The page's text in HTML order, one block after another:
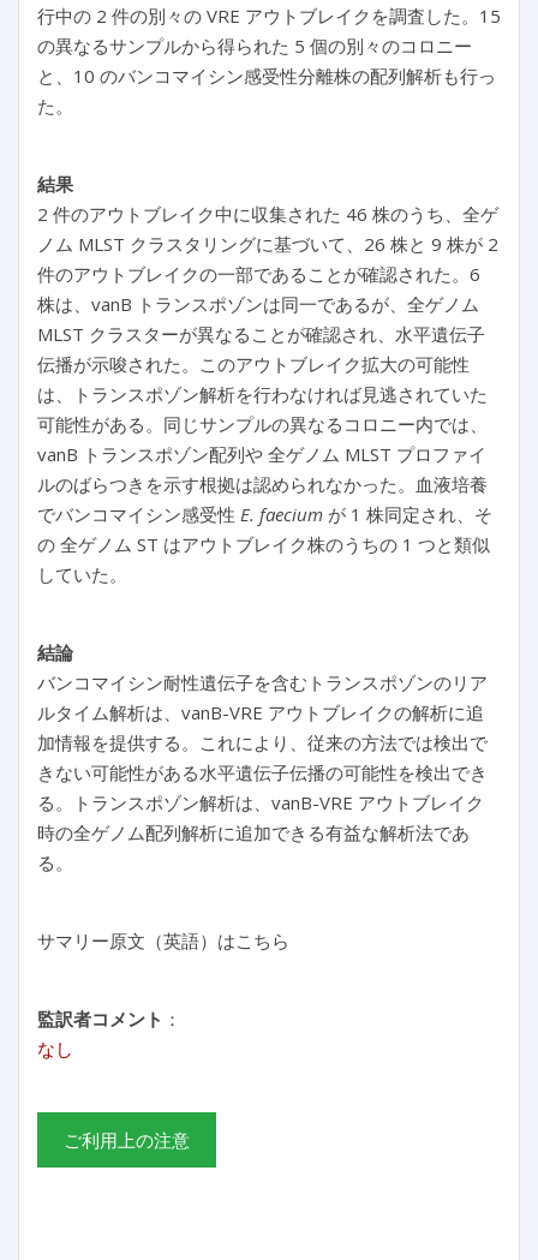
行中の 2 件の別々の VRE アウトブレイクを調査した。15
の異なるサンプルから得られた 5 個の別々のコロニー
と、10 のバンコマイシン感受性分離株の配列解析も行っ
た。
結果
2 件のアウトブレイク中に収集された 46 株のうち、全ゲ
ノム MLST クラスタリングに基づいて、26 株と 9 株が 2
件のアウトブレイクの一部であることが確認された。6
株は、vanB トランスポゾンは同一であるが、全ゲノム
MLST クラスターが異なることが確認され、水平遺伝子
伝播が示唆された。このアウトブレイク拡大の可能性
は、トランスポゾン解析を行わなければ見逃されていた
可能性がある。同じサンプルの異なるコロニー内では、
vanB トランスポゾン配列や 全ゲノム MLST プロファイ
ルのばらつきを示す根拠は認められなかった。血液培養
でバンコマイシン感受性 E. faecium が 1 株同定され、そ
の 全ゲノム ST はアウトブレイク株のうちの 1 つと類似
していた。
結論
バンコマイシン耐性遺伝子を含むトランスポゾンのリア
ルタイム解析は、vanB-VRE アウトブレイクの解析に追
加情報を提供する。これにより、従来の方法では検出で
きない可能性がある水平遺伝子伝播の可能性を検出でき
る。トランスポゾン解析は、vanB-VRE アウトブレイク
時の全ゲノム配列解析に追加できる有益な解析法であ
る。
サマリー原文（英語）はこちら
監訳者コメント ：
なし
ご利用上の注意